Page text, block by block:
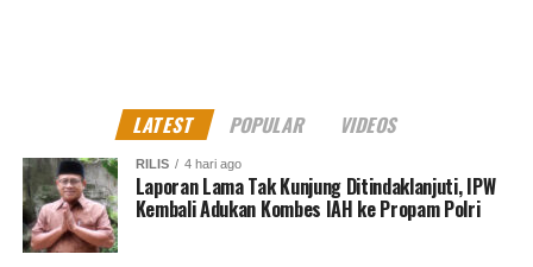
LATEST POPULAR VIDEOS
RILIS 4 hari ago
Laporan Lama Tak Kunjung Ditindaklanjuti, IPW
Kembali Adukan Kombes IAH ke Propam Polri